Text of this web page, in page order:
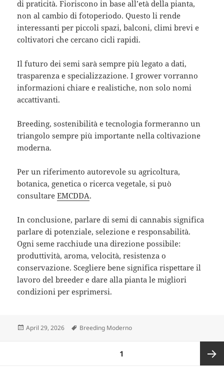
di praticità. Fioriscono in base all’età della pianta,
non al cambio di fotoperiodo. Questo li rende
interessanti per piccoli spazi, balconi, climi brevi e
coltivatori che cercano cicli rapidi.
Il futuro dei semi sarà sempre più legato a dati,
trasparenza e specializzazione. I grower vorranno
informazioni chiare e realistiche, non solo nomi
accattivanti.
Breeding, sostenibilità e tecnologia formeranno un
triangolo sempre più importante nella coltivazione
moderna.
Per un riferimento autorevole su agricoltura,
botanica, genetica o ricerca vegetale, si può
consultareEMCDDA.
In conclusione, parlare di semi di cannabis significa
parlare di potenziale, selezione e responsabilità.
Ogni seme racchiude una direzione possibile:
produttività, aroma, velocità, resistenza o
conservazione. Scegliere bene significa rispettare il
lavoro del breeder e dare alla pianta le migliori
condizioni per esprimersi.
Posted
April 29, 2026 Tags
Breeding Moderno
1